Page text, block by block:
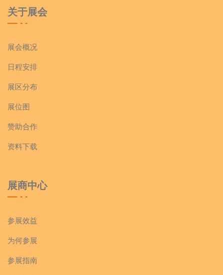
关于展会
展会概况
日程安排
展区分布
展位图
赞助合作
资料下载
展商中心
参展效益
为何参展
参展指南